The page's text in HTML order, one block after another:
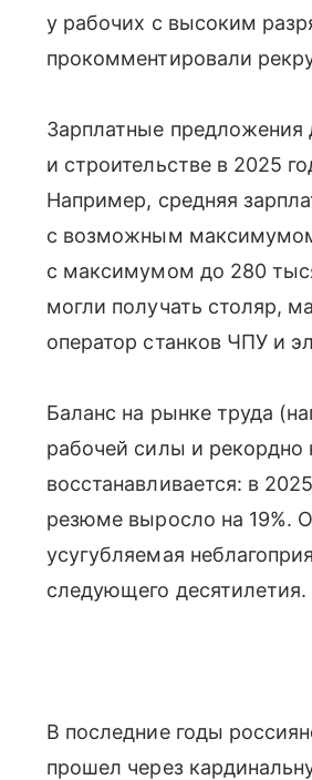
у рабочих с высоким
прокомментировали
Зарплатные
и строительстве в 2025
Например, средняя
с возможным
с максимумом до 280
могли получать столяр,
оператор станков ЧПУ и
Баланс на рынке труда
рабочей силы и рекордно
восстанавливается: в
резюме выросло на 19%.
усугубляемая
следующего десятилетия.
В последние годы
прошел через